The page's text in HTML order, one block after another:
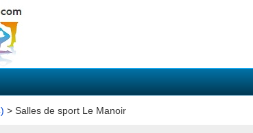
> Salles de sport Le Manoir